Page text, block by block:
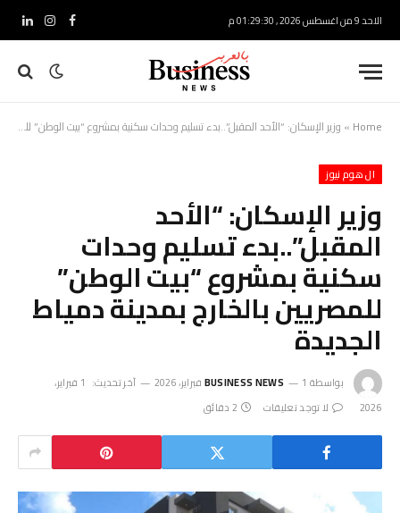
الاحد 9 من اغسطس 2026 , 01:29:31 م فيسبوكالانستغرام
Home
» وزير الإسكان: “الأحد المقبل”..بدء تسليم وحدات سكنية بمشروع “بيت الوطن” للمصريين بالخارج بمدينة دمياط الجديدة
ال هوم نيوز
وزير الإسكان: “الأحد
المقبل”..بدء تسليم وحدات
سكنية بمشروع “بيت الوطن”
للمصريين بالخارج بمدينة دمياط
الجديدة
بواسطة BUSINESS NEWS 1 فبراير، 2026 آخر تحديث:
1 فبراير،
2026
لا توجد تعليقات 2 دقائق